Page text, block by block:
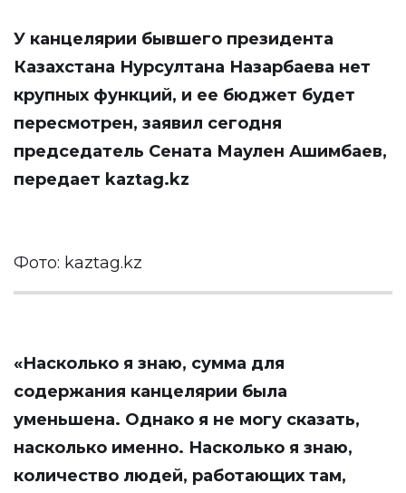
У канцелярии бывшего президента
Казахстана Нурсултана Назарбаева нет
крупных функций, и ее бюджет будет
пересмотрен, заявил сегодня
председатель Сената Маулен Ашимбаев,
передает kaztag.kz
Фото: kaztag.kz
«Насколько я знаю, сумма для
содержания канцелярии была
уменьшена. Однако я не могу сказать,
насколько именно. Насколько я знаю,
количество людей, работающих там,